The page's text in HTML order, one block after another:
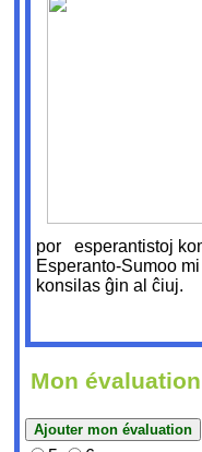
por esperantistoj
Esperanto-Sumoo
konsilas ĝin al ĉiuj.
Mon évaluation